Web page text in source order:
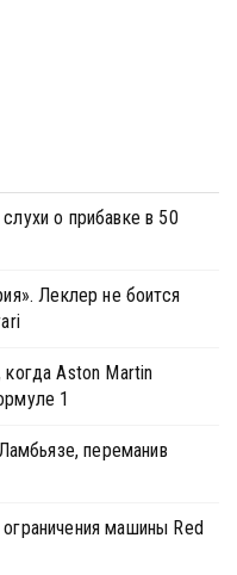
о прибавке в 50
Леклер не боится
Aston Martin
1
переманив
машины Red